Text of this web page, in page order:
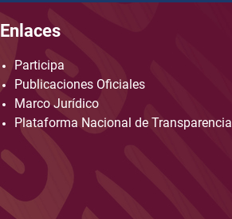
Enlaces
Participa
Publicaciones Oficiales
Marco Jurídico
Plataforma Nacional de Transparencia